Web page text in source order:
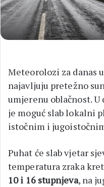
Meteorolozi za danas
najavljuju pretežno
umjerenu oblačnost.
je moguć slab lokalni
istočnim i
Puhat će slab vjetar
temperatura zraka
10 i 16 stupnjeva, na